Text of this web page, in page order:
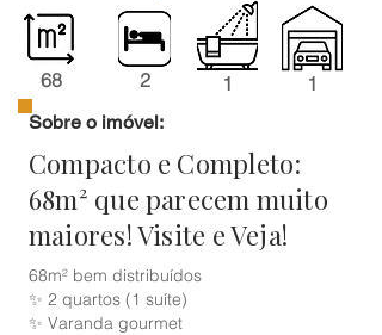
68 2 1 1
Sobre o imóvel:
Compacto e Completo:
68m² que parecem muito
maiores! Visite e Veja!
68m² bem distribuídos
✨ 2 quartos (1 suíte)
✨ Varanda gourmet